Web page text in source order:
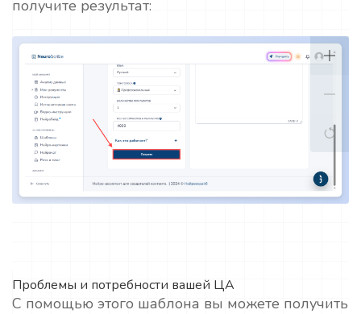
получите результат:
Проблемы и потребности вашей ЦА
С помощью этого шаблона вы можете получить